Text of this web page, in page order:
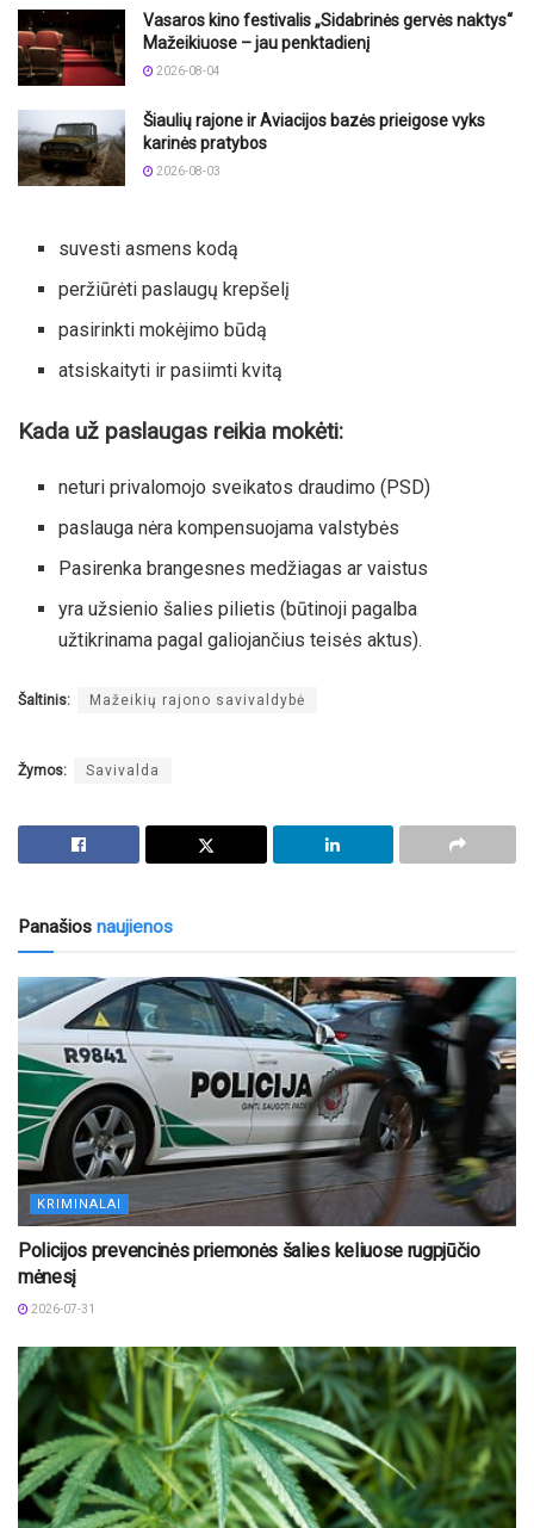
Vasaros kino festivalis „Sidabrinės gervės naktys“
Mažeikiuose – jau penktadienį
2026-08-04
Šiaulių rajone ir Aviacijos bazės prieigose vyks
karinės pratybos
2026-08-03
suvesti asmens kodą
peržiūrėti paslaugų krepšelį
pasirinkti mokėjimo būdą
atsiskaityti ir pasiimti kvitą
Kada už paslaugas reikia mokėti:
neturi privalomojo sveikatos draudimo (PSD)
paslauga nėra kompensuojama valstybės
Pasirenka brangesnes medžiagas ar vaistus
yra užsienio šalies pilietis (būtinoji pagalba
užtikrinama pagal galiojančius teisės aktus).
Šaltinis: Mažeikių rajono savivaldybė
Žymos: Savivalda
Panašios naujienos
KRIMINALAI
Policijos prevencinės priemonės šalies keliuose rugpjūčio
mėnesį
2026-07-31